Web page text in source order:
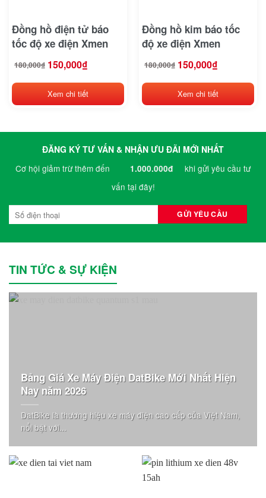
Deestone
Detech
Dibao
Dunlop
Ford
Heli
Honda
Hyster
Đồng hồ điện tử báo
tốc độ xe điện Xmen
180,000₫
Giá
gốc
180,000₫.
150,000₫
Giá
hiện
là:
150,000₫.
Xem chi tiết
Đồng hồ kim báo tốc
độ xe điện Xmen
180,000₫
Giá
gốc
180,000₫.
150,000₫
Giá
hiện
là:
150,000₫.
Xem chi tiết
ĐĂNG KÝ TƯ VẤN & NHẬN ƯU ĐÃI MỚI NHẤT
Cơ hội giảm trừ thêm đến
1.000.000đ
khi gửi yêu cầu tư
vấn tại đây!
TIN TỨC & SỰ KIỆN
Bảng Giá Xe Máy Điện DatBike Mới Nhất Hiện
Nay năm 2026
DatBike là thương hiệu xe máy điện cao cấp của Việt Nam,
nổi bật với...